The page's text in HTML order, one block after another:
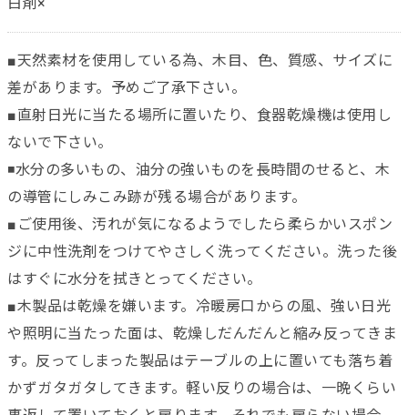
■天然素材を使用している為、木目、色、質感、サイズに
差があります。予めご了承下さい。
■直射日光に当たる場所に置いたり、食器乾燥機は使用し
ないで下さい。
◾️水分の多いもの、油分の強いものを長時間のせると、木
の導管にしみこみ跡が残る場合があります。
■ご使用後、汚れが気になるようでしたら柔らかいスポン
ジに中性洗剤をつけてやさしく洗ってください。洗った後
はすぐに水分を拭きとってください。
■木製品は乾燥を嫌います。冷暖房口からの風、強い日光
や照明に当たった面は、乾燥しだんだんと縮み反ってきま
す。反ってしまった製品はテーブルの上に置いても落ち着
かずガタガタしてきます。軽い反りの場合は、一晩くらい